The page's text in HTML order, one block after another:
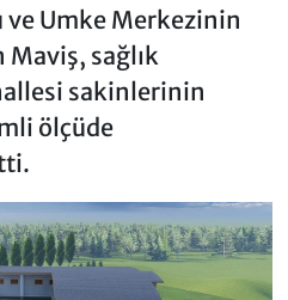
Umke Merkezinin
Maviş, sağlık
sakinlerinin
ölçüde